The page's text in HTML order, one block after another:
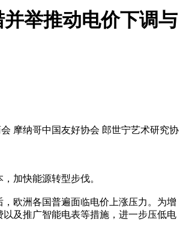
举推动电价下调与
摩纳哥中国友好协会 郎世宁艺术研究协
加快能源转型步伐。
欧洲各国普遍面临电价上涨压力。为增
及推广智能电表等措施，进一步压低电